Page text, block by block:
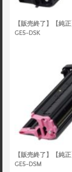
【販売終了】【純
GE5-DSK
【販売終了】【純
GE5-DSM